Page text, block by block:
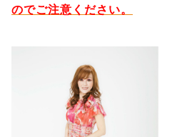
のでご注意ください。